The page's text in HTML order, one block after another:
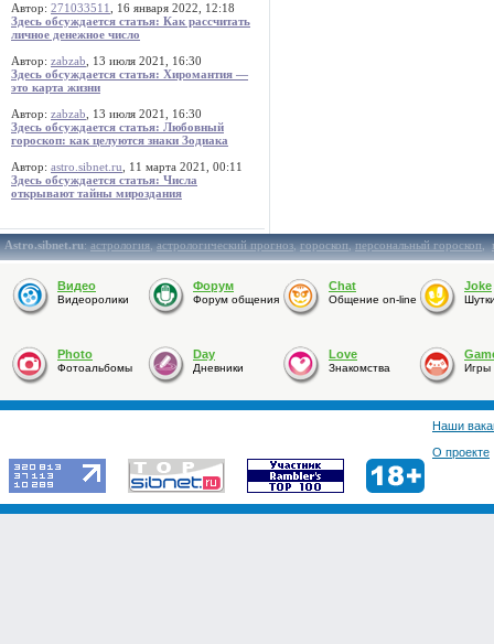
Автор: 271033511
, 16 января 2022, 12:18
Здесь обсуждается статья: Как рассчитать
личное денежное число
Автор: zabzab , 13 июля 2021, 16:30
Здесь обсуждается статья: Хиромантия —
это карта жизни
Автор: zabzab , 13 июля 2021, 16:30
Здесь обсуждается статья: Любовный
гороскоп: как целуются знаки Зодиака
Автор: astro.sibnet.ru , 11 марта 2021, 00:11
Здесь обсуждается статья: Числа
открывают тайны мироздания
Astro.sibnet.ru:астрология,астрологический прогноз,гороскоп,персональный гороскоп,
Видео
Видеоролики
Форум
Форум общения
Chat
Общение on-line
Joke
Photo
Фотоальбомы
Day
Дневники
Love
Знакомства Игры
Наши
О проекте